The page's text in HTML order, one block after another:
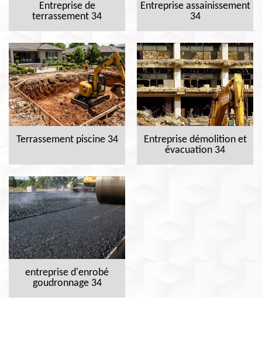
Entreprise de
terrassement 34
Entreprise assainissement
34
Terrassement piscine 34
Entreprise démolition et
évacuation 34
entreprise d'enrobé
goudronnage 34